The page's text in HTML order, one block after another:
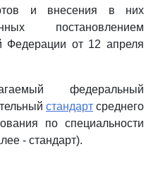
и внесения в них
постановлением
Федерации от 12 апреля
федеральный
стандарт среднего
по специальности
- стандарт).